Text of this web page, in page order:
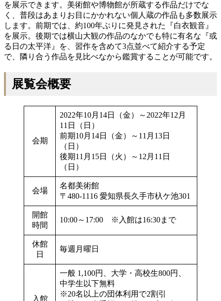
を展示できます。美術館や博物館が所蔵する作品だけでな
く、普段はあまりお目にかかれない個人蔵の作品も多数展示
します。前期では、約100年ぶりに発見された『白衣観音』
を展示。後期では横山大観の作品のなかでも特に有名な『或
る日の太平洋』を、習作を含めて3点並べて紹介する予定
で、隣り合う作品を見比べなから鑑賞することが可能です。
展覧会概要
会期
2022年10月14日（金）～2022年12月
11日（日）
前期10月14日（金）～11月13日
（日）
後期11月15日（火）～12月11日
（日）
会場
名都美術館
〒480-1116 愛知県長久手市杁ケ池301
開館
時間
10:00～17:00 ※入館は16:30まで
休館
日
毎週月曜日
入館
一般 1,100円、大学・高校生800円、
中学生以下無料
※20名以上の団体利用で2割引